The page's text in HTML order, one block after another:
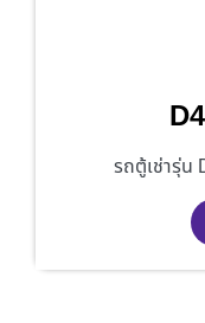
รถตู้เช่ารุ่น